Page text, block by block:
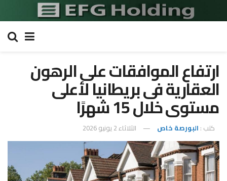
ارتفاع الموافقات على الرهون
العقارية فى بريطانيا لأعلى
مستوى خلال 15 شهرًا
كتب : البورصة خاص الثلاثاء 2 يونيو 2026